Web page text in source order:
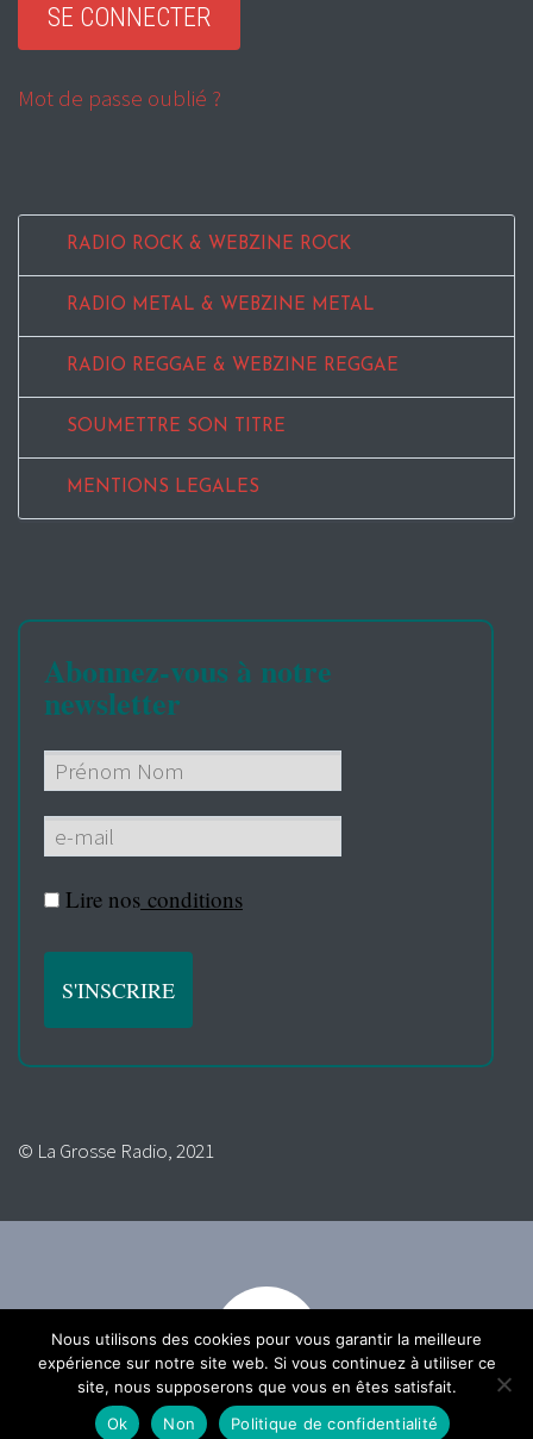
Mot de passe oublié ?
RADIO ROCK & WEBZINE ROCK
RADIO METAL & WEBZINE METAL
RADIO REGGAE & WEBZINE REGGAE
SOUMETTRE SON TITRE
MENTIONS LEGALES
Abonnez-vous à notre
newsletter
Lire nos conditions
© La Grosse Radio, 2021
Nous utilisons des cookies pour vous garantir la meilleure
expérience sur notre site web. Si vous continuez à utiliser ce
site, nous supposerons que vous en êtes satisfait.
Ok
Non Politique de confidentialité